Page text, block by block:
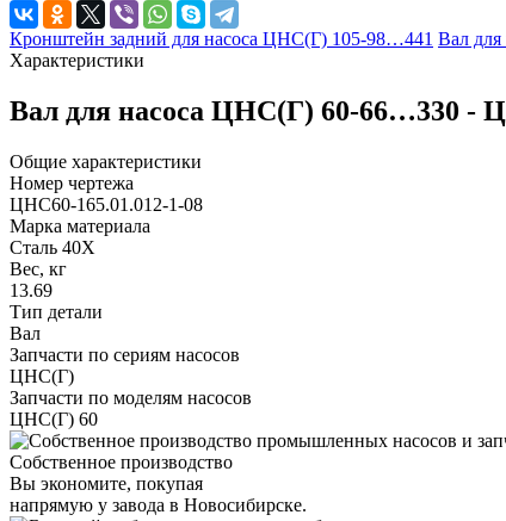
Кронштейн задний для насоса ЦНС(Г) 105-98…441 Вал
Характеристики
Вал для насоса ЦНС(Г) 60-66…330 -
Общие характеристики
Номер чертежа
ЦНС60-165.01.012-1-08
Марка материала
Сталь 40Х
Вес, кг
13.69
Тип детали
Вал
Запчасти по сериям насосов
ЦНС(Г)
Запчасти по моделям насосов
ЦНС(Г) 60
Собственное производство
Вы экономите, покупая
напрямую у завода в Новосибирске.